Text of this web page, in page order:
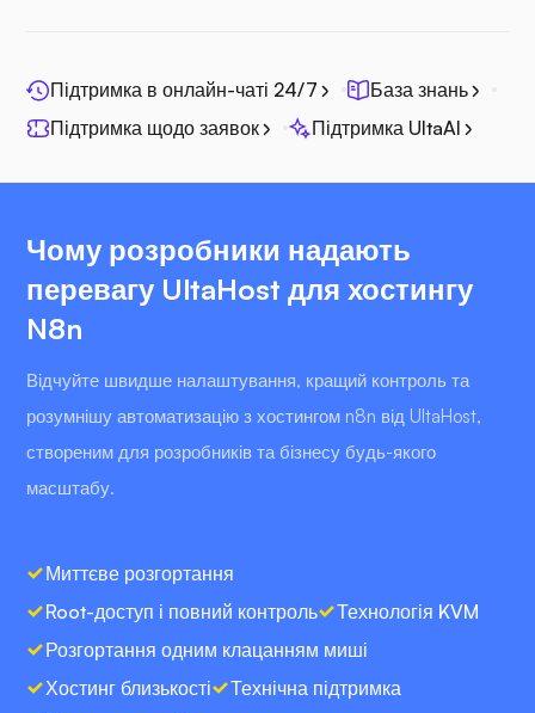
Підтримка в онлайн-чаті 24/7
База знань
Підтримка щодо заявок
Підтримка UltaAI
Чому розробники надають
перевагу UltaHost для хостингу
N8n
Відчуйте швидше налаштування, кращий контроль та
розумнішу автоматизацію з хостингом n8n від UltaHost,
створеним для розробників та бізнесу будь-якого
масштабу.
Миттєве розгортання
Root-доступ і повний контроль
Технологія KVM
Розгортання одним клацанням миші
Хостинг близькості
Технічна підтримка